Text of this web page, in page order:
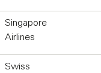
Singapore
Airlines
Swiss